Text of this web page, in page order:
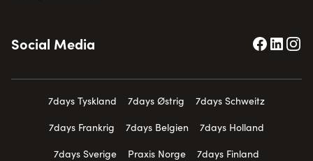
Social Media
7days Tyskland 7days Østrig
7days Schweitz
7days Frankrig
7days Belgien
7days Holland
7days Sverige
Praxis Norge 7days Finland